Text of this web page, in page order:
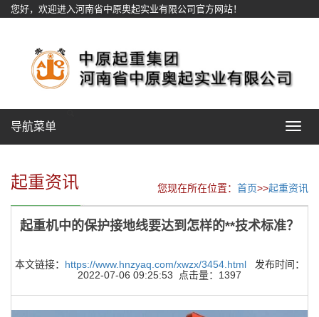
您好，欢迎进入河南省中原奥起实业有限公司官方网站！
Toggle
导航菜单
起重资讯 您现在所在位置： 首页>>起重资讯
起重机中的保护接地线要达到怎样的**技术标准？
本文链接： https://www.hnzyaq.com/xwzx/3454.html发布时间：
2022-07-06 09:25:53 点击量：1397